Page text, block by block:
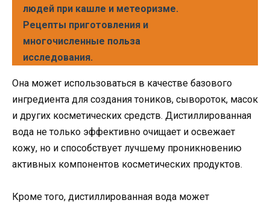
людей при кашле и метеоризме.
Рецепты приготовления и
многочисленные польза
исследования.
Она может использоваться в качестве базового
ингредиента для создания тоников, сывороток, масок
и других косметических средств. Дистиллированная
вода не только эффективно очищает и освежает
кожу, но и способствует лучшему проникновению
активных компонентов косметических продуктов.
Кроме того, дистиллированная вода может